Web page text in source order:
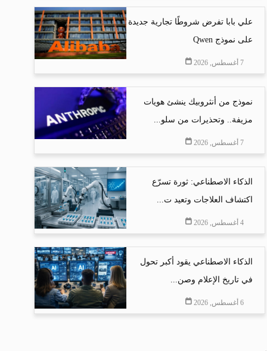
علي بابا تفرض شروطًا تجارية جديدة
على نموذج Qwen
7 أغسطس, 2026
نموذج من أنثروبيك ينشئ هويات
مزيفة.. وتحذيرات من سلو...
7 أغسطس, 2026
الذكاء الاصطناعي: ثورة تسرّع
اكتشاف العلاجات وتعيد ت...
4 أغسطس, 2026
الذكاء الاصطناعي يقود أكبر تحول
في تاريخ الإعلام وصن...
6 أغسطس, 2026